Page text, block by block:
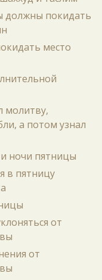
должны покидать
место
молитву,
а потом узнал
и ночи пятницы
в пятницу
от
от